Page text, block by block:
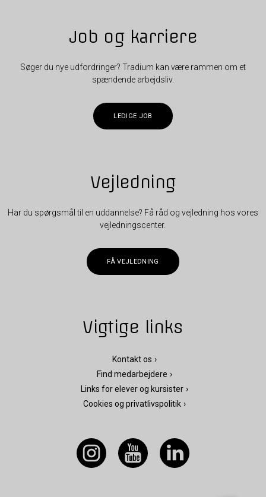
Job og karriere
Søger du nye udfordringer? Tradium kan være rammen om et
spændende arbejdsliv.
LEDIGE JOB
Vejledning
Har du spørgsmål til en uddannelse? Få råd og vejledning hos vores
vejledningscenter.
FÅ VEJLEDNING
Vigtige links
Kontakt os
Find medarbejdere
Links for elever og kursister
Cookies og privatlivspolitik